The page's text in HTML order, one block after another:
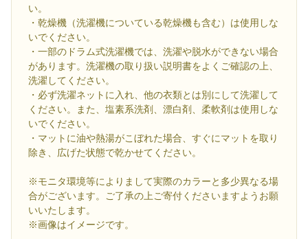
い。
・乾燥機（洗濯機についている乾燥機も含む）は使用しな
いでください。
・一部のドラム式洗濯機では、洗濯や脱水ができない場合
があります。洗濯機の取り扱い説明書をよくご確認の上、
洗濯してください。
・必ず洗濯ネットに入れ、他の衣類とは別にして洗濯して
ください。また、塩素系洗剤、漂白剤、柔軟剤は使用しな
いでください。
・マットに油や熱湯がこぼれた場合、すぐにマットを取り
除き、広げた状態で乾かせてください。
※モニタ環境等によりまして実際のカラーと多少異なる場
合がございます。ご了承の上ご寄付くださいますようお願
いいたします。
※画像はイメージです。